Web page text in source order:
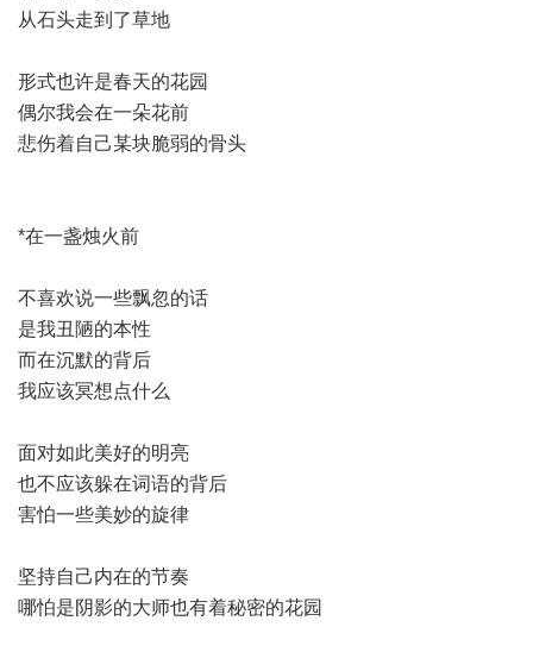
从石头走到了草地
形式也许是春天的花园
偶尔我会在一朵花前
悲伤着自己某块脆弱的骨头
*在一盏烛火前
不喜欢说一些飘忽的话
是我丑陋的本性
而在沉默的背后
我应该冥想点什么
面对如此美好的明亮
也不应该躲在词语的背后
害怕一些美妙的旋律
坚持自己内在的节奏
哪怕是阴影的大师也有着秘密的花园